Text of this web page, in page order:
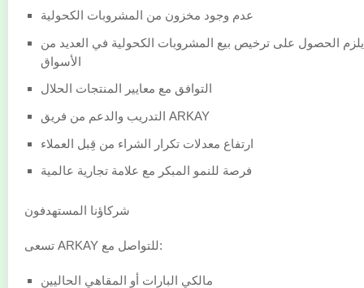
عدم وجود مخزون من المشروبات الكحولية
يلزم الحصول على ترخيص بيع المشروبات الكحولية في العديد من
الأسواق
التوافق مع معايير المنتجات الحلال
التدريب والدعم من فريق ARKAY
ارتفاع معدلات تكرار الشراء من قِبل العملاء
فرصة للنمو المبكر مع علامة تجارية عالمية
شركاؤنا المستهدفون
تسعى ARKAY للتواصل مع:
مالكي البارات أو المقاهي الحاليين